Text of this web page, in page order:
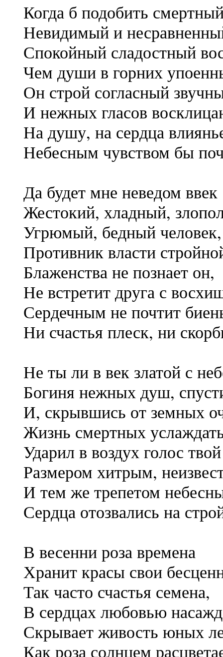
Когда б подобить
Невидимый и
Спокойный сладостный
Чем души в горних
Он строй согласный
И нежных гласов
На душу, на сердца
Небесным чувством бы
Да будет мне неведом ввек
Жестокий, хладный,
Угрюмый, бедный человек,
Противник власти
Блаженства не познает он,
Не встретит друга с
Сердечным не почтит
Ни счастья плеск, ни
Не ты ли в век златой с
Богиня нежных душ,
И, скрывшись от земных
Жизнь смертных
Ударил в воздух голос твой
Размером хитрым,
И тем же трепетом
Сердца отозвались на
В весенни роза времена
Хранит красы свои
Так часто счастья семена,
В сердцах любовью
Скрывает живость юных
Как роза солнцем